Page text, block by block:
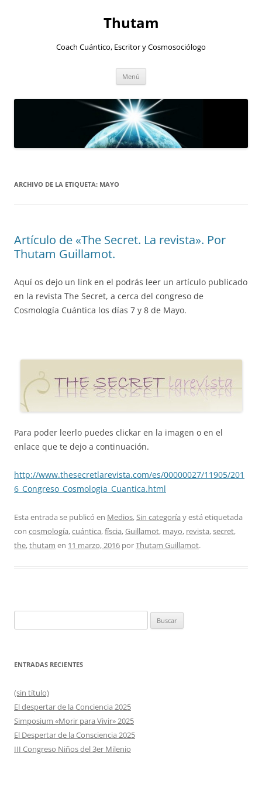
Thutam
Coach Cuántico, Escritor y Cosmosociólogo
Menú
ARCHIVO DE LA ETIQUETA: MAYO
Artículo de «The Secret. La revista». Por
Thutam Guillamot.
Aquí os dejo un link en el podrás leer un artículo publicado
en la revista The Secret, a cerca del congreso de
Cosmología Cuántica los días 7 y 8 de Mayo.
Para poder leerlo puedes clickar en la imagen o en el
enlace que te dejo a continuación.
http://www.thesecretlarevista.com/es/00000027/11905/201
6_Congreso_Cosmologia_Cuantica.html
Esta entrada se publicó en Medios,Sin categoría y está etiquetada
con cosmología,cuántica,físcia,Guillamot, mayo, revista,secret,
the,thutam en 11 marzo, 2016 porThutam Guillamot.
ENTRADAS RECIENTES
(sin título)
El despertar de la Conciencia 2025
Simposium «Morir para Vivir» 2025
El Despertar de la Consciencia 2025
III Congreso Niños del 3er Milenio